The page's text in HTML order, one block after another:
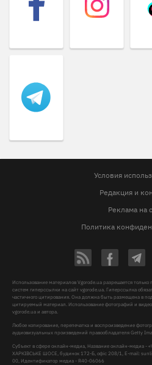
Условия
Редакция и
Реклама на
Политика
Использование материалов Vgorode.ua разрешается
систем гиперссылки на сайт vgorode.ua. Гиперссылка
частичного цитирования. Она должна быть размещена в
цитируемый материал. Использование фотографий и
vgorode.ua и автора.
Любое копирование, перепечатка и воспроизведение
аудиовизуальных произведений правообладателя Getty
Субъект в сфере онлайн-медиа, Название онлайн-медиа -
ХАРКІВСЬКЕ ШОСЕ, будинок 172-Б, офіс 208/1, E-mail:
00, Идентификатор медиа - R40-06066